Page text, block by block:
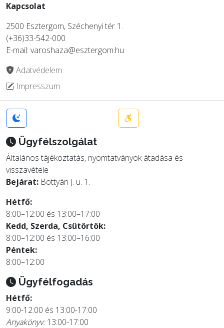
Kapcsolat
2500 Esztergom, Széchenyi tér 1.
(+36)33-542-000
E-mail: varoshaza@esztergom.hu
Adatvédelem
Impresszum
Ügyfélszolgálat
Általános tájékoztatás, nyomtatványok átadása és
visszavétele
Bejárat: Bottyán J. u. 1.
Hétfő:
8:00–12:00 és 13:00–17:00
Kedd, Szerda, Csütörtök:
8:00–12:00 és 13:00–16:00
Péntek:
8:00–12:00
Ügyfélfogadás
Hétfő:
9:00-12:00 és 13:00-17:00
Anyakönyv:13:00-17:00